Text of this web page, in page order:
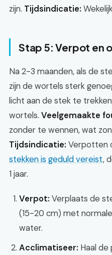
zijn. Tijdsindicatie:
Stap 5: Verpot en
Na 2-3 maanden, als de
zijn de wortels sterk
licht aan de stek te
wortels. Veelgemaakte
zonder te wennen, wat
Tijdsindicatie: Verpotten
stekken is geduld vereist,
1 jaar.
Verpot: Verplaats de
(15-20 cm) met
water.
Acclimatiseer: Haal